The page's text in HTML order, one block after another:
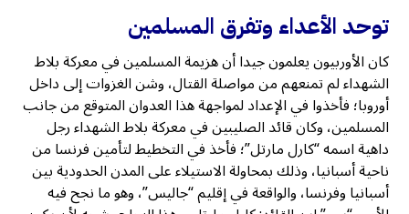
توحد الأعداء وتفرق المسلمين
كان الأوربيون يعلمون جيدا أن هزيمة المسلمين في معركة بلاط
الشهداء لم تمنعهم من مواصلة القتال، وشن الغزوات إلى داخل
أوروبا؛ فأخذوا في الإعداد لمواجهة هذا العدوان المتوقع من جانب
المسلمين، وكان قائد الصليبين في معركة بلاط الشهداء رجل
داهية اسمه “كارل مارتل”؛ فأخذ في التخطيط لتأمين فرنسا من
ناحية أسبانيا، وذلك بمحاولة الاستيلاء على المدن الحدودية بين
أسبانيا وفرنسا، والواقعة في إقليم “جاليس”، وهو ما نجح فيه